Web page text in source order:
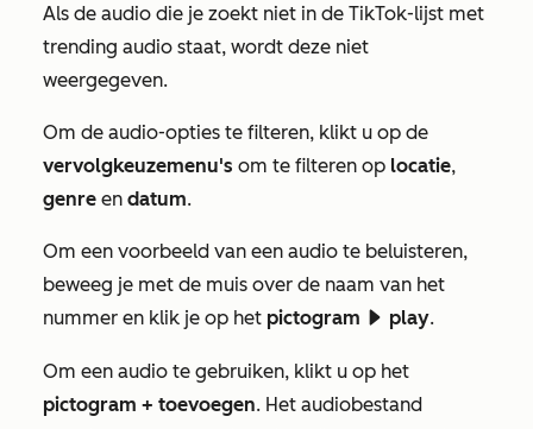
Als de audio die je zoekt niet in de TikTok-lijst met
trending audio staat, wordt deze niet
weergegeven.
Om de audio-opties te filteren, klikt u op de
vervolgkeuzemenu's om te filteren op locatie,
genre en datum.
Om een voorbeeld van een audio te beluisteren,
beweeg je met de muis over de naam van het
nummer en klik je op het pictogram playerPlayIcon play.
Om een audio te gebruiken, klikt u op het
pictogram + toevoegen. Het audiobestand